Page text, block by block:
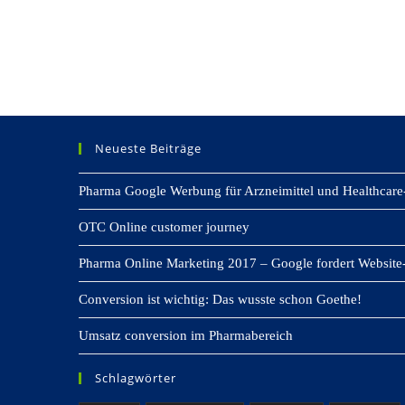
Neueste Beiträge
Pharma Google Werbung für Arzneimittel und
OTC Online customer journey
Pharma Online Marketing 2017 – Google fordert
Conversion ist wichtig: Das wusste schon Goethe!
Umsatz conversion im Pharmabereich
Schlagwörter